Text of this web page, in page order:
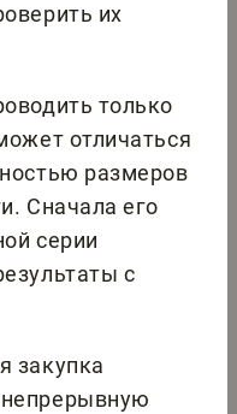
их
только
отличаться
размеров
Сначала его
серии
с
закупка